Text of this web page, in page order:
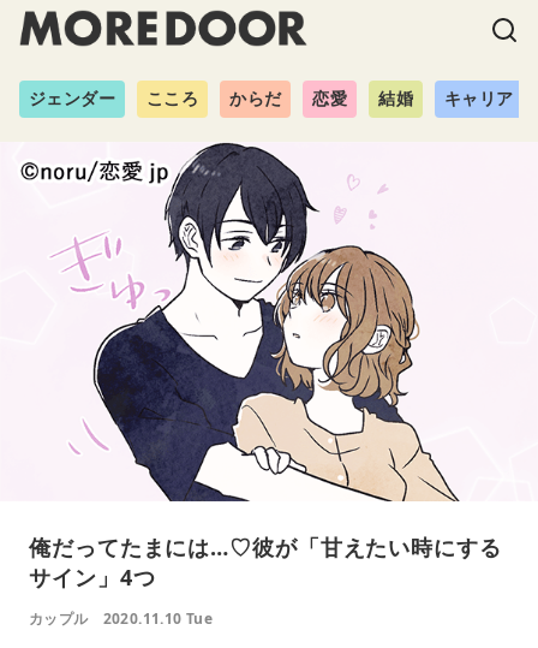
ジェンダー こころ からだ 恋愛 結婚 キャリア
俺だってたまには…♡彼が「甘えたい時にする
サイン」4つ
カップル 2020.11.10 Tue